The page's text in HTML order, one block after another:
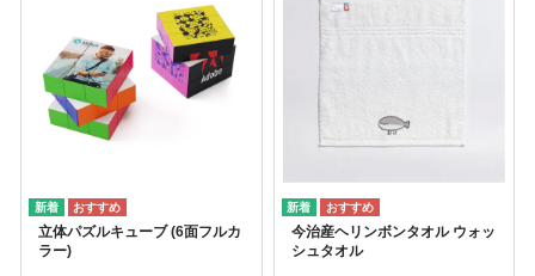
立体パズルキューブ (6面フルカ
ラー)
今治産ヘリンボンタオル ウォッ
シュタオル